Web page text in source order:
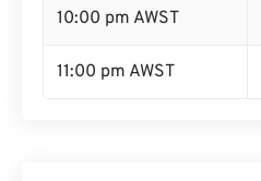
10:00 pm AWST
11:00 pm AWST